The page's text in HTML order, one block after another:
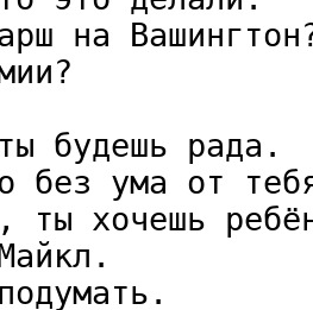
на
будешь рада.
без ума от
ты хочешь